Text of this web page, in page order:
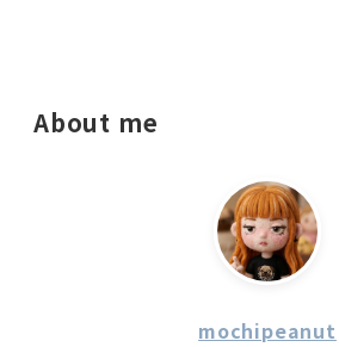
About me
mochipeanut